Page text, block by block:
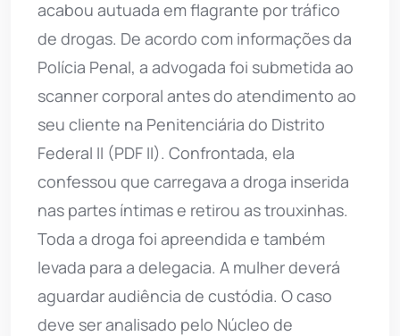
acabou autuada em flagrante por tráfico
de drogas. De acordo com informações da
Polícia Penal, a advogada foi submetida ao
scanner corporal antes do atendimento ao
seu cliente na Penitenciária do Distrito
Federal II (PDF II). Confrontada, ela
confessou que carregava a droga inserida
nas partes íntimas e retirou as trouxinhas.
Toda a droga foi apreendida e também
levada para a delegacia. A mulher deverá
aguardar audiência de custódia. O caso
deve ser analisado pelo Núcleo de